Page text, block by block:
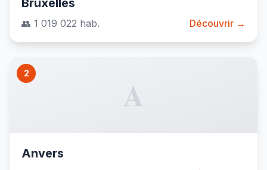
Bruxelles
👥 1 019 022 hab. Découvrir →
2
A
Anvers